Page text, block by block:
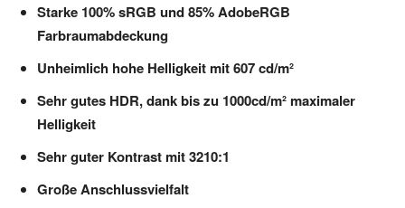
Starke 100% sRGB und 85% AdobeRGB
Farbraumabdeckung
Unheimlich hohe Helligkeit mit 607 cd/m²
Sehr gutes HDR, dank bis zu 1000cd/m² maximaler
Helligkeit
Sehr guter Kontrast mit 3210:1
Große Anschlussvielfalt